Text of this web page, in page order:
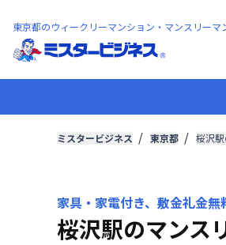
東京都のウィークリーマンション・マンスリー
ミスタービジネス 東京都 桜沢
家具・家電付き、敷金礼金無
桜沢駅のマンス